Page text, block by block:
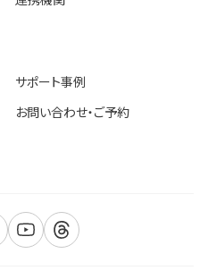
サポート事例
お問い合わせ・ご予約